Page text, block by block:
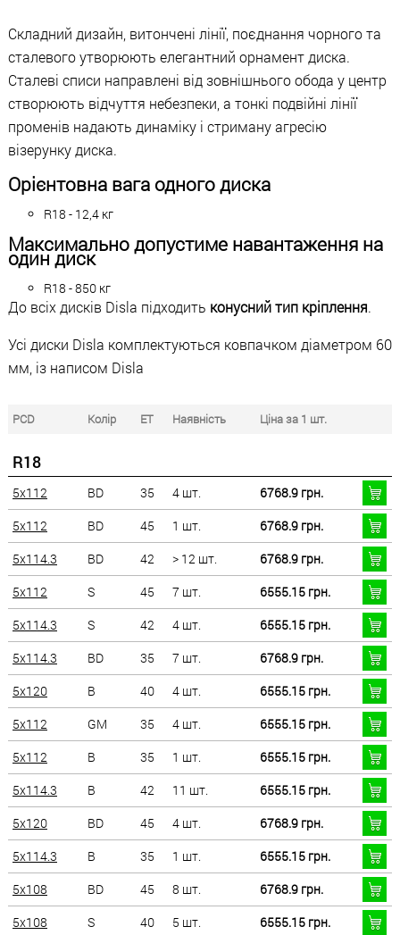
Складний дизайн, витончені лінії, поєднання чорного та
сталевого утворюють елегантний орнамент диска.
Сталеві списи направлені від зовнішнього обода у центр
створюють відчуття небезпеки, а тонкі подвійні лінії
променів надають динаміку і стриману агресію
візерунку диска.
Орієнтовна вага одного диска
R18 - 12,4 кг
Максимально допустиме навантаження на
один диск
R18 - 850 кг
До всіх дисків Disla підходить конусний тип кріплення.
Усі диски Disla комплектуються ковпачком діаметром 60
мм, із написом Disla
PCD Колір ET Наявність Ціна за 1 шт.
R18
5x112 BD 35 4 шт.
6768.9 грн.
5x112
BD 45 1 шт.
6768.9 грн.
5x114.3
BD 42 > 12 шт.
6768.9 грн.
5x112
S 45 7 шт.
6555.15 грн.
5x114.3
S 42 4 шт.
6555.15 грн.
5x114.3
BD 35 7 шт.
6768.9 грн.
5x120
B 40 4 шт.
6555.15 грн.
5x112
GM 35 4 шт.
6555.15 грн.
5x112
B 35 1 шт.
6555.15 грн.
5x114.3
B 42 11 шт.
6555.15 грн.
5x120
BD 45 4 шт.
6768.9 грн.
5x114.3
B 35 1 шт.
6555.15 грн.
5x108
BD 45 8 шт.
6768.9 грн.
5x108
S 40 5 шт. 6555.15 грн.